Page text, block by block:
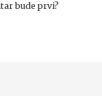
bude prvi?